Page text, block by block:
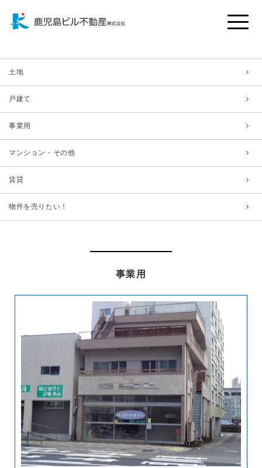
Toggle
土地
戸建て
事業用
マンション・その他
賃貸
物件を売りたい！
事業用